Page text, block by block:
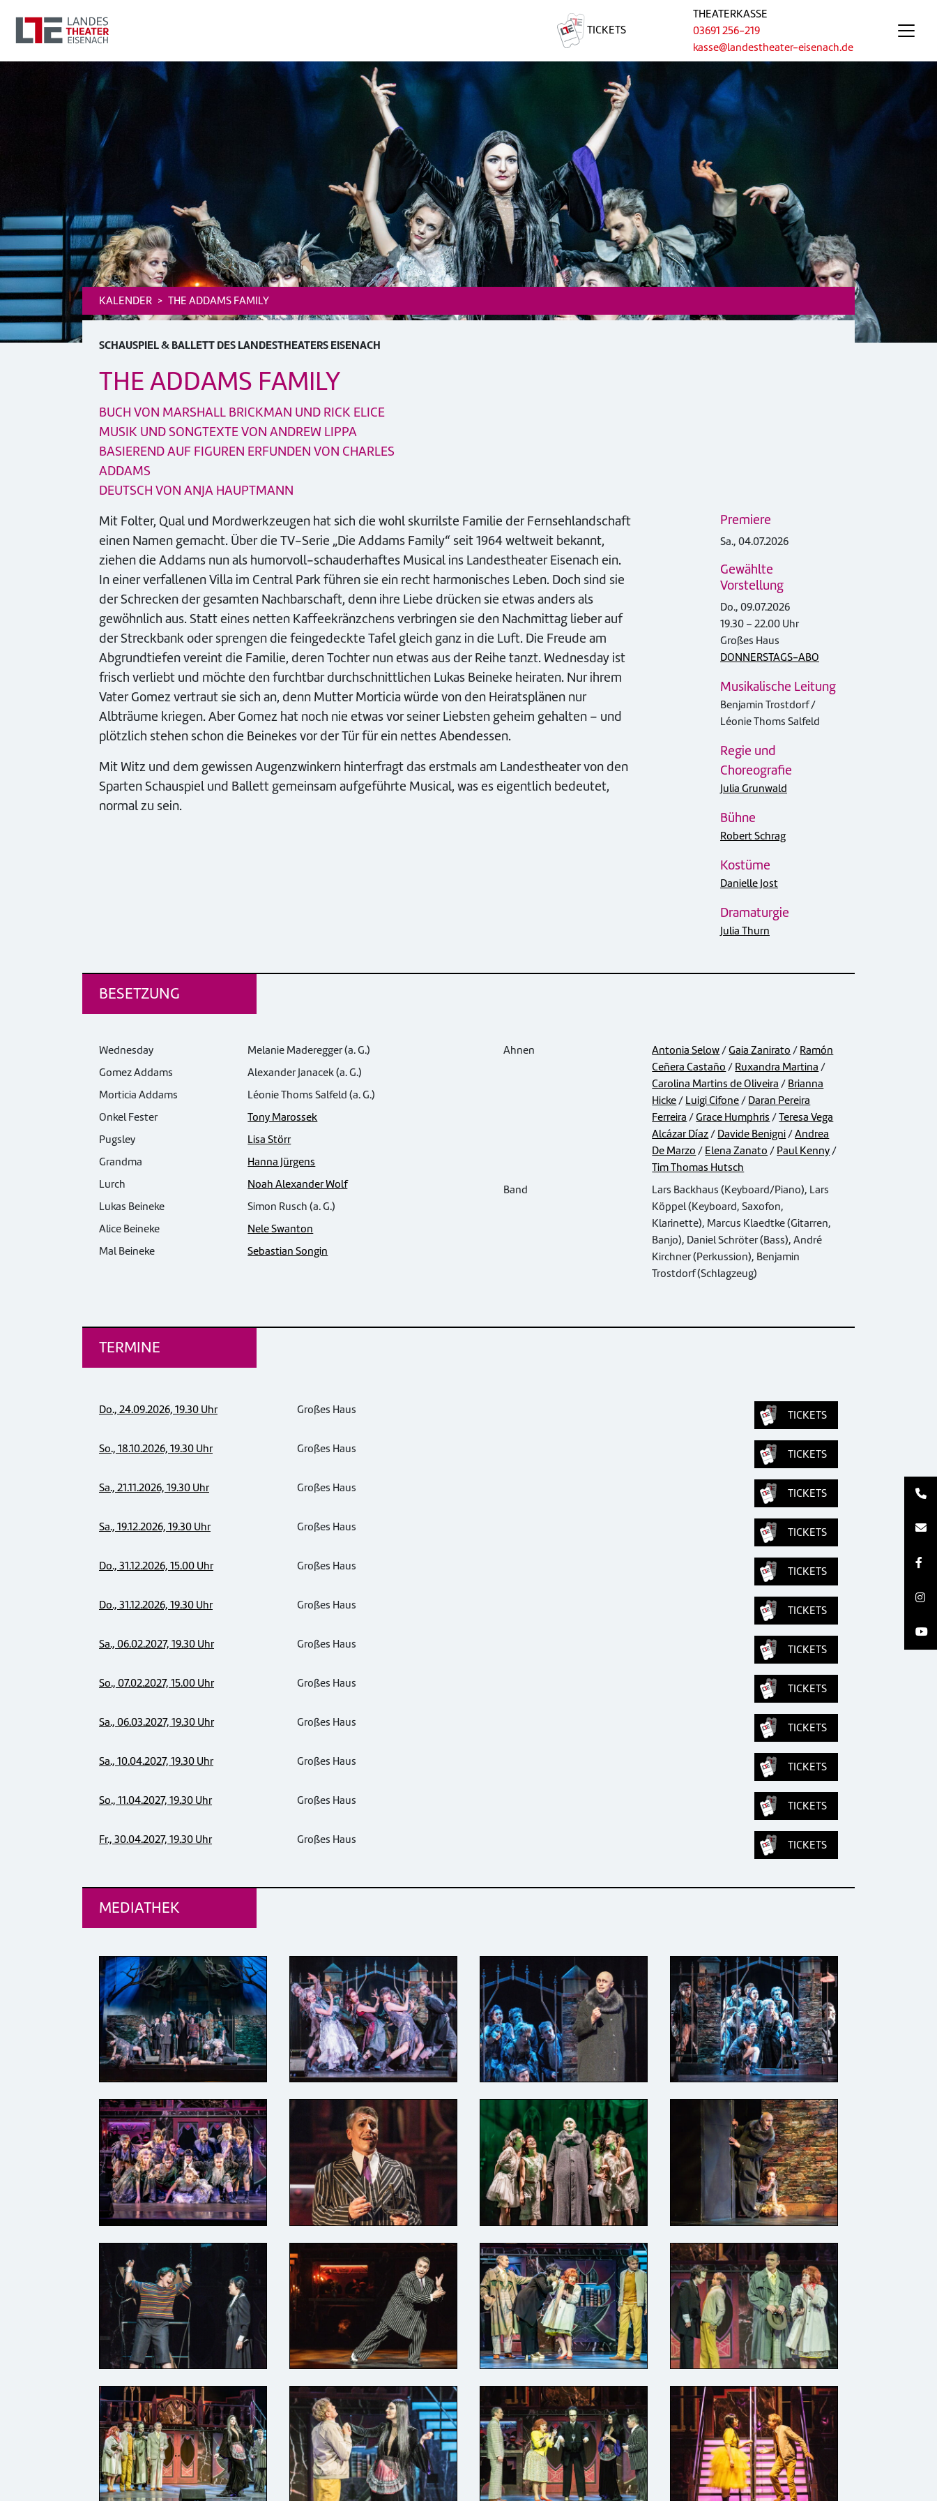
TICKETS
THEATERKASSE
03691 256-219
kasse@landestheater-eisenach.de
KALENDER THE ADDAMS FAMILY
SCHAUSPIEL & BALLETT DES LANDESTHEATERS EISENACH
THE ADDAMS FAMILY
BUCH VON MARSHALL BRICKMAN UND RICK ELICE
MUSIK UND SONGTEXTE VON ANDREW LIPPA
BASIEREND AUF FIGUREN ERFUNDEN VON CHARLES
ADDAMS
DEUTSCH VON ANJA HAUPTMANN
Mit Folter, Qual und Mordwerkzeugen hat sich die wohl skurrilste Familie der Fernsehlandschaft
einen Namen gemacht. Über die TV-Serie „Die Addams Family“ seit 1964 weltweit bekannt,
ziehen die Addams nun als humorvoll-schauderhaftes Musical ins Landestheater Eisenach ein.
In einer verfallenen Villa im Central Park führen sie ein recht harmonisches Leben. Doch sind sie
der Schrecken der gesamten Nachbarschaft, denn ihre Liebe drücken sie etwas anders als
gewöhnlich aus. Statt eines netten Kaffeekränzchens verbringen sie den Nachmittag lieber auf
der Streckbank oder sprengen die feingedeckte Tafel gleich ganz in die Luft. Die Freude am
Abgrundtiefen vereint die Familie, deren Tochter nun etwas aus der Reihe tanzt. Wednesday ist
frisch verliebt und möchte den furchtbar durchschnittlichen Lukas Beineke heiraten. Nur ihrem
Vater Gomez vertraut sie sich an, denn Mutter Morticia würde von den Heiratsplänen nur
Albträume kriegen. Aber Gomez hat noch nie etwas vor seiner Liebsten geheim gehalten – und
plötzlich stehen schon die Beinekes vor der Tür für ein nettes Abendessen.
Mit Witz und dem gewissen Augenzwinkern hinterfragt das erstmals am Landestheater von den
Sparten Schauspiel und Ballett gemeinsam aufgeführte Musical, was es eigentlich bedeutet,
normal zu sein.
Premiere
Sa., 04.07.2026
Gewählte
Vorstellung
Do., 09.07.2026
19.30 – 22.00 Uhr
Großes Haus
DONNERSTAGS-ABO
Musikalische Leitung
Benjamin Trostdorf /
Léonie Thoms Salfeld
Regie und
Choreografie
Julia Grunwald
Bühne
Robert Schrag
Kostüme
Danielle Jost
Dramaturgie
Julia Thurn
BESETZUNG
Wednesday
Melanie Maderegger (a. G.)
Gomez Addams
Alexander Janacek (a. G.)
Morticia Addams
Léonie Thoms Salfeld (a. G.)
Onkel Fester
Tony Marossek
Pugsley
Lisa Störr
Grandma
Hanna Jürgens
Lurch
Noah Alexander Wolf
Lukas Beineke
Simon Rusch (a. G.)
Alice Beineke
Nele Swanton
Mal Beineke
Sebastian Songin
Ahnen Antonia Selow/Gaia Zanirato / Ramón
Ceñera Castaño / Ruxandra Martina /
Carolina Martins de Oliveira / Brianna
Hicke/ Luigi Cifone/ Daran Pereira
Ferreira /Grace Humphris /Teresa Vega
Alcázar Díaz/ Davide Benigni/Andrea
De Marzo / Elena Zanato / Paul Kenny/
Tim Thomas Hutsch
Band
Lars Backhaus (Keyboard/Piano), Lars
Köppel (Keyboard, Saxofon,
Klarinette), Marcus Klaedtke (Gitarren,
Banjo), Daniel Schröter (Bass), André
Kirchner (Perkussion), Benjamin
Trostdorf (Schlagzeug)
TERMINE
Do., 24.09.2026, 19.30 Uhr Großes Haus TICKETS
So., 18.10.2026, 19.30 Uhr Großes Haus TICKETS
Sa., 21.11.2026, 19.30 Uhr Großes Haus TICKETS
Sa., 19.12.2026, 19.30 Uhr Großes Haus TICKETS
Do., 31.12.2026, 15.00 Uhr Großes Haus TICKETS
Do., 31.12.2026, 19.30 Uhr Großes Haus TICKETS
Sa., 06.02.2027, 19.30 Uhr Großes Haus TICKETS
So., 07.02.2027, 15.00 Uhr Großes Haus TICKETS
Sa., 06.03.2027, 19.30 Uhr Großes Haus TICKETS
Sa., 10.04.2027, 19.30 Uhr Großes Haus TICKETS
So., 11.04.2027, 19.30 Uhr Großes Haus TICKETS
Fr., 30.04.2027, 19.30 Uhr Großes Haus TICKETS
MEDIATHEK